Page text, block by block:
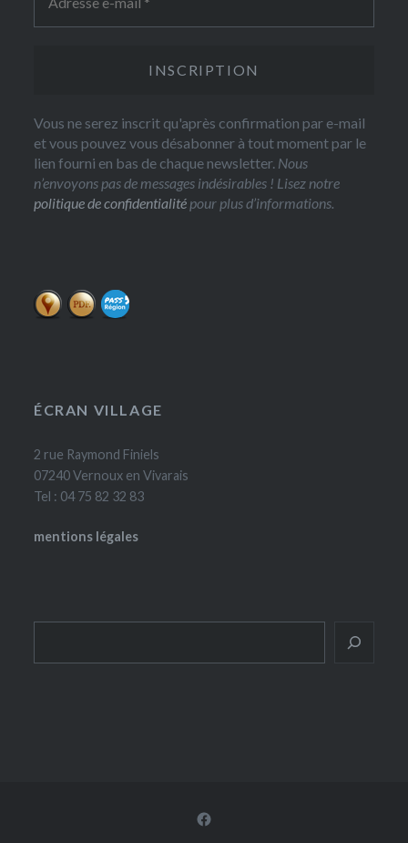
Vous ne serez inscrit qu'après confirmation par e-mail
et vous pouvez vous désabonner à tout moment par le
lien fourni en bas de chaque newsletter. Nous
n’envoyons pas de messages indésirables ! Lisez notre
politique de confidentialité pour plus d’informations.
ÉCRAN VILLAGE
2 rue Raymond Finiels
07240 Vernoux en Vivarais
Tel : 04 75 82 32 83
mentions légales
Facebook